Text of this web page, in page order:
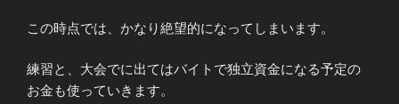
この時点では、かなり絶望的になってしまいます。
練習と、大会でに出てはバイトで独立資金になる予定の
お金も使っていきます。